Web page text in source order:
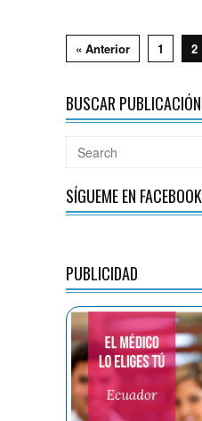
« Anterior 1 2
BUSCAR PUBLICACIÓN
SÍGUEME EN FACEBOOK
PUBLICIDAD